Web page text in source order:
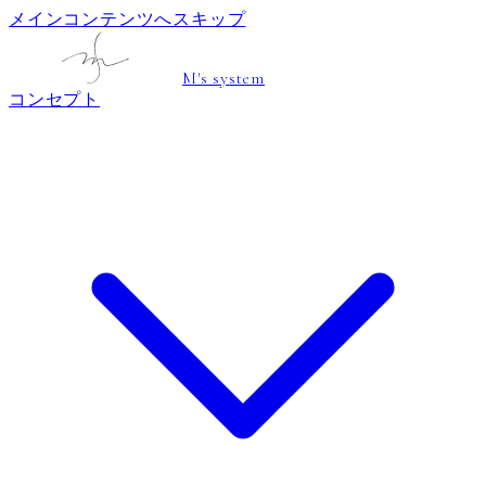
メインコンテンツへスキップ
M's system
コンセプト